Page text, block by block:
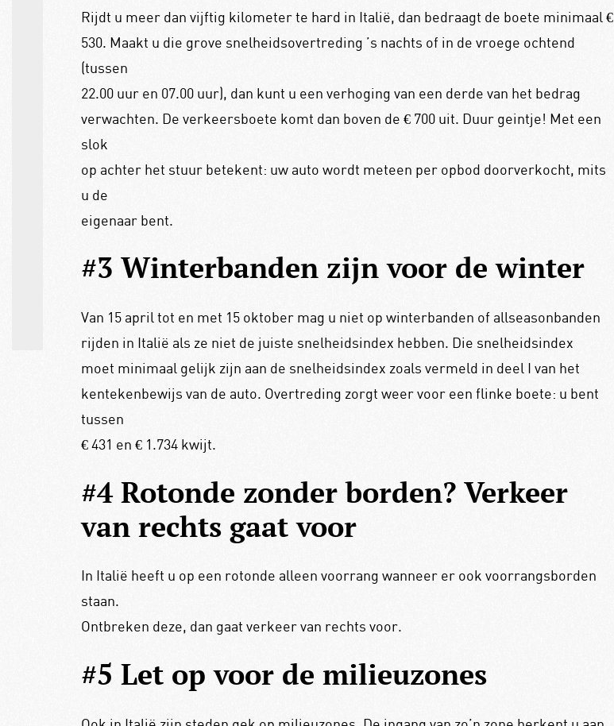
Rijdt u meer dan vijftig kilometer te hard in Italië, dan bedraagt de boete minimaal €
530. Maakt u die grove snelheidsovertreding ’s nachts of in de vroege ochtend
(tussen
22.00 uur en 07.00 uur), dan kunt u een verhoging van een derde van het bedrag
verwachten. De verkeersboete komt dan boven de € 700 uit. Duur geintje! Met een
slok
op achter het stuur betekent: uw auto wordt meteen per opbod doorverkocht, mits
u de
eigenaar bent.
#3 Winterbanden zijn voor de winter
Van 15 april tot en met 15 oktober mag u niet op winterbanden of allseasonbanden
rijden in Italië als ze niet de juiste snelheidsindex hebben. Die snelheidsindex
moet minimaal gelijk zijn aan de snelheidsindex zoals vermeld in deel I van het
kentekenbewijs van de auto. Overtreding zorgt weer voor een flinke boete: u bent
tussen
€ 431 en € 1.734 kwijt.
#4 Rotonde zonder borden? Verkeer
van rechts gaat voor
In Italië heeft u op een rotonde alleen voorrang wanneer er ook voorrangsborden
staan.
Ontbreken deze, dan gaat verkeer van rechts voor.
#5 Let op voor de milieuzones